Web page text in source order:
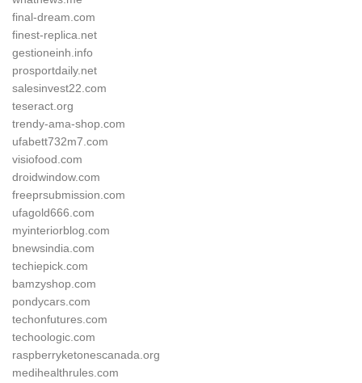
final-dream.com
finest-replica.net
gestioneinh.info
prosportdaily.net
salesinvest22.com
teseract.org
trendy-ama-shop.com
ufabett732m7.com
visiofood.com
droidwindow.com
freeprsubmission.com
ufagold666.com
myinteriorblog.com
bnewsindia.com
techiepick.com
bamzyshop.com
pondycars.com
techonfutures.com
techoologic.com
raspberryketonescanada.org
medihealthrules.com